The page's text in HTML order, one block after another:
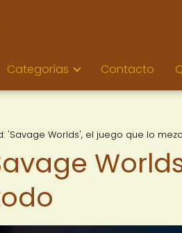
Categorías Contacto
'Savage Worlds', el juego que lo